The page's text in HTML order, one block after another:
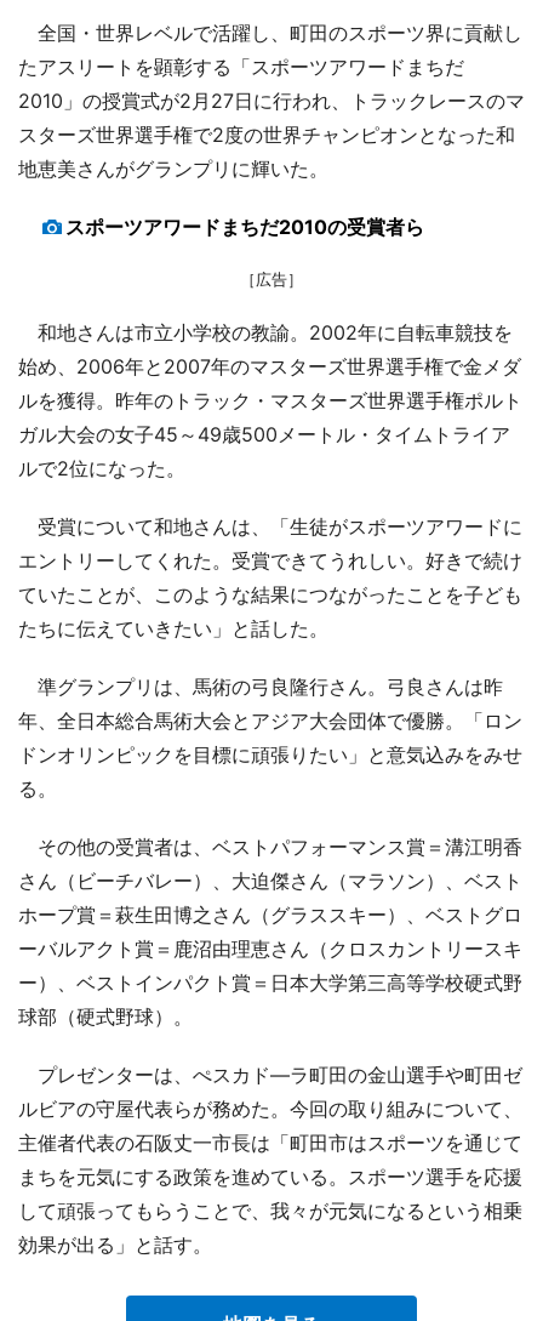
全国・世界レベルで活躍し、町田のスポーツ界に貢献し
たアスリートを顕彰する「スポーツアワードまちだ
2010」の授賞式が2月27日に行われ、トラックレースのマ
スターズ世界選手権で2度の世界チャンピオンとなった和
地恵美さんがグランプリに輝いた。
スポーツアワードまちだ2010の受賞者ら
［広告］
和地さんは市立小学校の教諭。2002年に自転車競技を
始め、2006年と2007年のマスターズ世界選手権で金メダ
ルを獲得。昨年のトラック・マスターズ世界選手権ポルト
ガル大会の女子45～49歳500メートル・タイムトライア
ルで2位になった。
受賞について和地さんは、「生徒がスポーツアワードに
エントリーしてくれた。受賞できてうれしい。好きで続け
ていたことが、このような結果につながったことを子ども
たちに伝えていきたい」と話した。
準グランプリは、馬術の弓良隆行さん。弓良さんは昨
年、全日本総合馬術大会とアジア大会団体で優勝。「ロン
ドンオリンピックを目標に頑張りたい」と意気込みをみせ
る。
その他の受賞者は、ベストパフォーマンス賞＝溝江明香
さん（ビーチバレー）、大迫傑さん（マラソン）、ベスト
ホープ賞＝萩生田博之さん（グラススキー）、ベストグロ
ーバルアクト賞＝鹿沼由理恵さん（クロスカントリースキ
ー）、ベストインパクト賞＝日本大学第三高等学校硬式野
球部（硬式野球）。
プレゼンターは、ぺスカド―ラ町田の金山選手や町田ゼ
ルビアの守屋代表らが務めた。今回の取り組みについて、
主催者代表の石阪丈一市長は「町田市はスポーツを通じて
まちを元気にする政策を進めている。スポーツ選手を応援
して頑張ってもらうことで、我々が元気になるという相乗
効果が出る」と話す。